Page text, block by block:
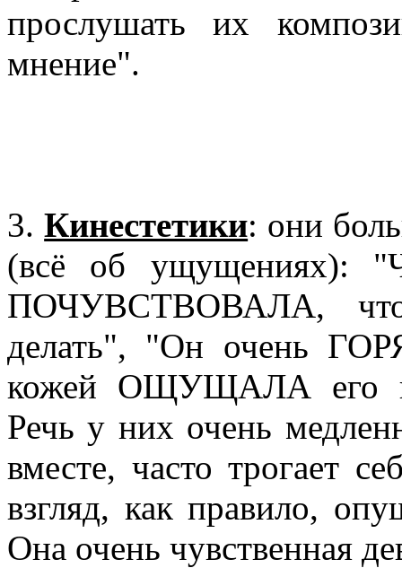
прослушать их
мнение".
3.Кинестетики: они
(всё об ущущениях):
ПОЧУВСТВОВАЛА,
делать", "Он очень
кожей ОЩУЩАЛА его
Речь у них очень
вместе, часто трогает
взгляд, как правило,
Она очень чувственная